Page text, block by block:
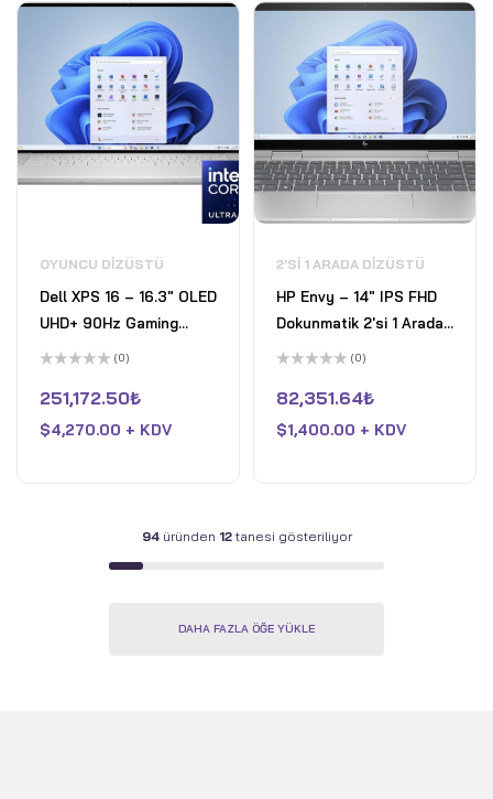
OYUNCU DIZÜSTÜ
Dell XPS 16 – 16.3" OLED
UHD+ 90Hz Gaming
Laptop - Intel Core Ultra
GeForce RTX 4060 -
32GB LPDDR5X RAM -
üzerinden
0
aldı
(0)
251,172.50₺
$4,270.00 + KDV
2'SI 1 ARADA DIZÜSTÜ
HP Envy – 14" IPS FHD
Dokunmatik 2'si 1 Arada
Laptop Intel Core 7
16GB DDR4 RAM 512GB
Pcle SSD Win 11 Home
üzerinden
0
aldı
(0)
82,351.64₺
$1,400.00 + KDV
94üründen 12tanesi gösteriliyor
DAHA FAZLA ÖĞE YÜKLE